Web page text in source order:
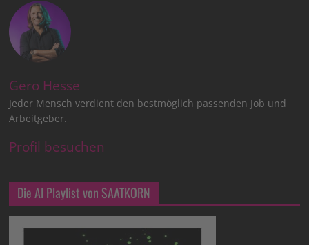
Gero Hesse
Jeder Mensch verdient den bestmöglich passenden Job und
Arbeitgeber.
Profil besuchen
Die AI Playlist von SAATKORN